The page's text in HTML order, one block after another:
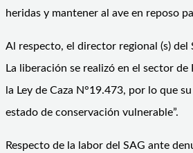
heridas y mantener al ave en reposo
Al respecto, el director regional (s) del
La liberación se realizó en el sector
la Ley de Caza N°19.473, por lo que
estado de conservación vulnerable”.
Respecto de la labor del SAG ante